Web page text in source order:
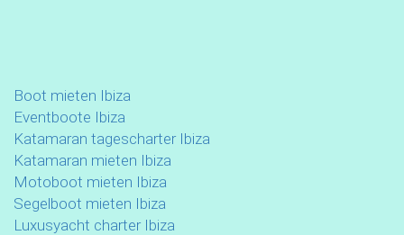
Boot mieten Ibiza
Eventboote Ibiza
Katamaran tagescharter Ibiza
Katamaran mieten Ibiza
Motoboot mieten Ibiza
Segelboot mieten Ibiza
Luxusyacht charter Ibiza